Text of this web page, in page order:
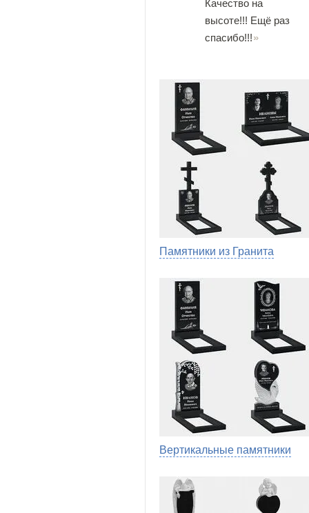
Качество на
высоте!!! Ещё раз
спасибо!!!
Памятники из Гранита
Вертикальные памятники